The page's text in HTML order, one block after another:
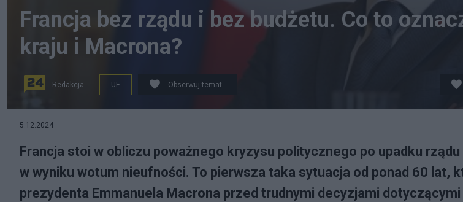
Francja bez rządu i bez budżetu. Co to
kraju i Macrona?
Redakcja UE Obserwuj temat
5.12.2024
Francja stoi w obliczu poważnego kryzysu politycznego po upadku
w wyniku wotum nieufności. To pierwsza taka sytuacja od ponad 60 lat,
prezydenta Emmanuela Macrona przed trudnymi decyzjami dotyczącymi